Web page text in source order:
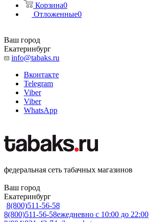
Корзина0
Отложенные0
Ваш город
Екатеринбург
info@tabaks.ru
Вконтакте
Telegram
Viber
Viber
WhatsApp
федеральная сеть табачных магазинов
Ваш город
Екатеринбург
8(800)511-56-58
8(800)511-56-58ежедневно с 10:00 до 22:00